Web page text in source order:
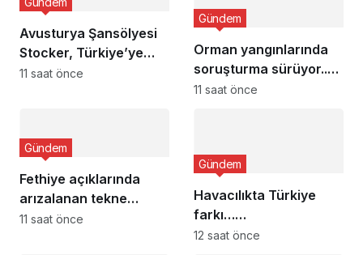
Avusturya Şansölyesi
Stocker, Türkiye’ye
geliyor
11 saat önce
Orman yangınlarında
soruşturma sürüyor..
34 şüpheliden 9’u
Gündem
11 saat önce
Fethiye açıklarında
arızalanan tekne
kurtarıldı
Gündem
11 saat önce
Havacılıkta Türkiye
farkı…
Havalimanlarında 7
Gündem
12 saat önce